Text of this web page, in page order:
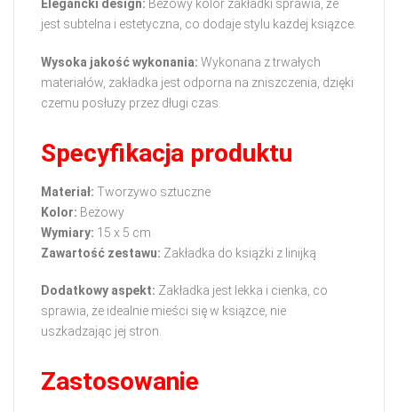
Elegancki design: Beżowy kolor zakładki sprawia, że
jest subtelna i estetyczna, co dodaje stylu każdej książce.
Wysoka jakość wykonania: Wykonana z trwałych
materiałów, zakładka jest odporna na zniszczenia, dzięki
czemu posłuży przez długi czas.
Specyfikacja produktu
Materiał: Tworzywo sztuczne
Kolor: Beżowy
Wymiary: 15 x 5 cm
Zawartość zestawu: Zakładka do książki z linijką
Dodatkowy aspekt: Zakładka jest lekka i cienka, co
sprawia, że idealnie mieści się w książce, nie
uszkadzając jej stron.
Zastosowanie